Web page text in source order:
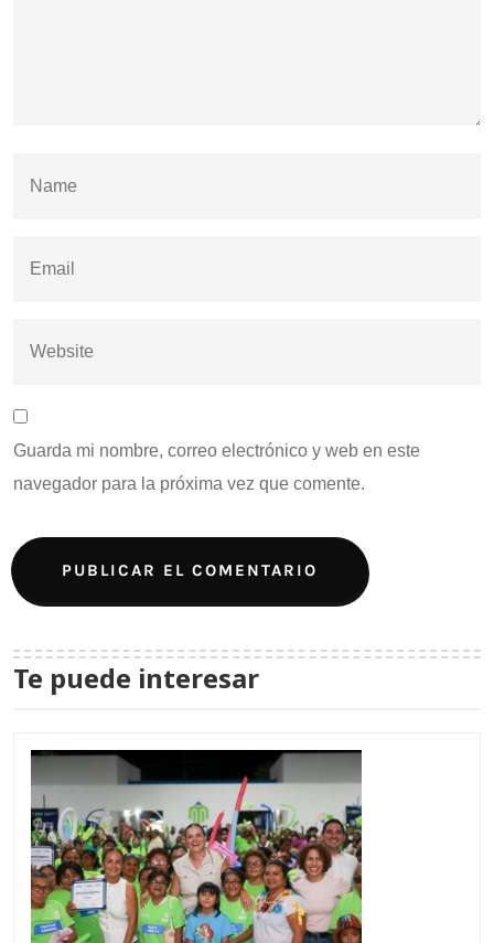
Guarda mi nombre, correo electrónico y web en este
navegador para la próxima vez que comente.
Te puede interesar